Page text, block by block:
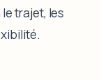
trajet, les